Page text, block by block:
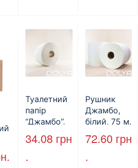
Туалетний
папір
“Джамбо”,
130м.
34.08 грн
.
Рушник
Джамбо,
білий, 75 м.
72.60 грн
.